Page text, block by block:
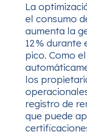
La
el consumo
aumenta la
12 %
pico. Como
los
registro de
que puede